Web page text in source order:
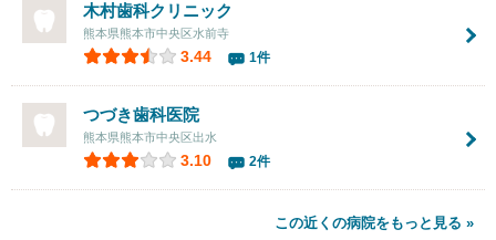
木村歯科クリニック
熊本県熊本市中央区水前寺
3.44 1件
つづき歯科医院
熊本県熊本市中央区出水
3.10 2件
この近くの病院をもっと見る »